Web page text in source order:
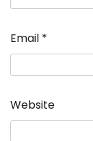
Email *
Website